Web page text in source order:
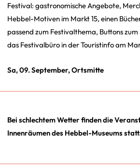
Festival: gastronomische Angebote,
Hebbel-Motiven im Markt 15, einen
passend zum Festivalthema, Buttons
das Festivalbüro in der Touristinfo am
Sa, 09. September, Ortsmitte
Bei schlechtem Wetter finden die
Innenräumen des Hebbel-Museums